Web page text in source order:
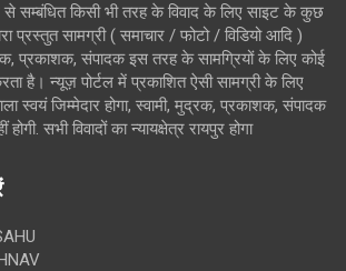
सम्बंधित किसी भी तरह के विवाद के लिए साइट के कुछ
प्रस्तुत सामग्री ( समाचार / फोटो / विडियो आदि )
प्रकाशक, संपादक इस तरह के सामग्रियों के लिए कोई
है। न्यूज़ पोर्टल में प्रकाशित ऐसी सामग्री के लिए
स्वयं जिम्मेदार होगा, स्वामी, मुद्रक, प्रकाशक, संपादक
सभी विवादों का न्यायक्षेत्र रायपुर होगा